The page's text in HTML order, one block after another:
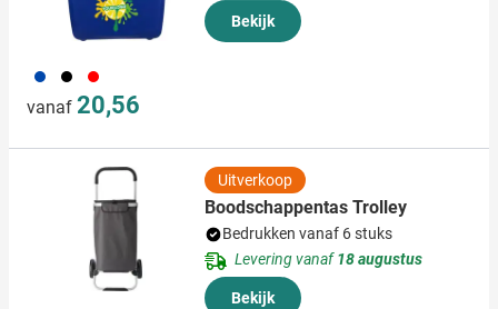
023 001 008
vanaf 20,56
Bekijk
Uitverkoop
Boodschappentas Trolley
Bedrukken vanaf 6 stuks
Levering vanaf18 augustus
Bekijk